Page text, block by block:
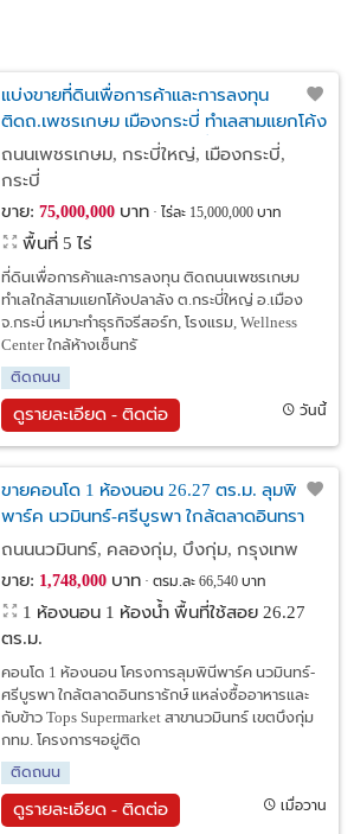
แบ่งขายที่ดินเพื่อการค้าและการลงทุน
ติดถ.เพชรเกษม เมืองกระบี่ ทำเลสามแยกโค้ง
ปลาลัง ใกล้ห้างเซ็นทรัลกระบี่
ถนนเพชรเกษม, กระบี่ใหญ่, เมืองกระบี่,
กระบี่
ขาย: 75,000,000บาท ไร่ละ 15,000,000 บาท
พื้นที่ 5 ไร่
ที่ดินเพื่อการค้าและการลงทุน ติดถนนเพชรเกษม
ทำเลใกล้สามแยกโค้งปลาลัง ต.กระบี่ใหญ่ อ.เมือง
จ.กระบี่ เหมาะทำธุรกิจรีสอร์ท, โรงแรม, Wellness
Center ใกล้ห้างเซ็นทรั
ติดถนน
ดูรายละเอียด - ติดต่อ วันนี้
ขายคอนโด 1 ห้องนอน 26.27 ตร.ม. ลุมพินี
พาร์ค นวมินทร์-ศรีบูรพา ใกล้ตลาดอินทรา
รักษ์ เขตบึงกุ่ม กทม.
ถนนนวมินทร์, คลองกุ่ม, บึงกุ่ม, กรุงเทพ
ขาย: 1,748,000บาท ตรม.ละ 66,540 บาท
1 ห้องนอน 1 ห้องน้ำ พื้นที่ใช้สอย 26.27
ตร.ม.
คอนโด 1 ห้องนอน โครงการลุมพินีพาร์ค นวมินทร์-
ศรีบูรพา ใกล้ตลาดอินทรารักษ์ แหล่งซื้ออาหารและ
กับข้าว Tops Supermarket สาขานวมินทร์ เขตบึงกุ่ม
กทม. โครงการฯอยู่ติด
ติดถนน
ดูรายละเอียด - ติดต่อ เมื่อวาน